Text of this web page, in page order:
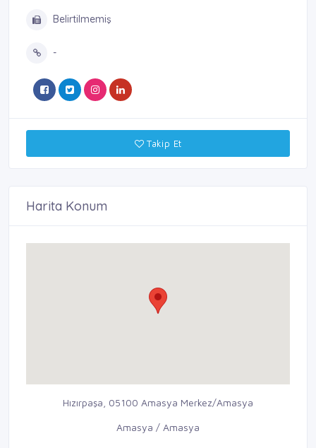
Belirtilmemiş
-
Takip Et
Harita Konum
Hızırpaşa, 05100 Amasya Merkez/Amasya
Amasya / Amasya